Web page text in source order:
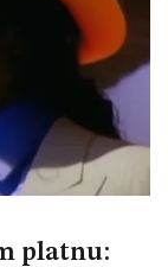
platnu: